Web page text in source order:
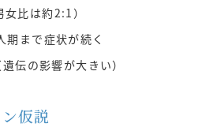
女比は約2:1）
期まで症状が続く
伝の影響が大きい）
仮説